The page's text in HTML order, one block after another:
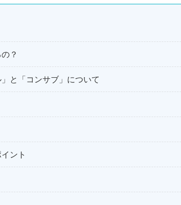
？
と「コンサブ」について
ント